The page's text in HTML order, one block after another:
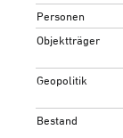
Personen
Objektträger
Geopolitik
Bestand